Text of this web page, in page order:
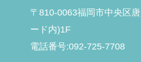
〒810-0063福岡市中央区
ード内)1F
電話番号:092-725-7708